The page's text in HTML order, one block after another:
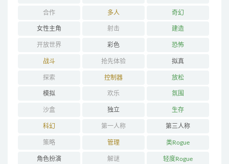
合作 多人 奇幻
女性主角 射击 建造
开放世界 彩色 恐怖
战斗 抢先体验 拟真
探索 控制器 放松
模拟 欢乐 氛围
沙盒 独立 生存
科幻 第一人称 第三人称
策略 管理 类Rogue
角色扮演 解谜 轻度Rogue